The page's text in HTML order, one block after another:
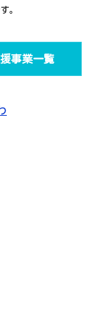
。
事業一覧